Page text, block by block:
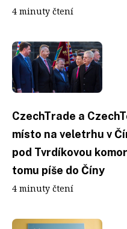
4 minuty čtení
CzechTrade a
místo na veletrhu v
pod Tvrdíkovou
tomu píše do Číny
4 minuty čtení